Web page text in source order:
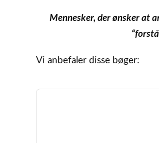
Mennesker, der ønsker at
Vi anbefaler disse bøger: